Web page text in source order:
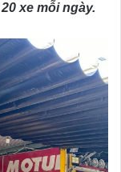
xe mỗi ngày.